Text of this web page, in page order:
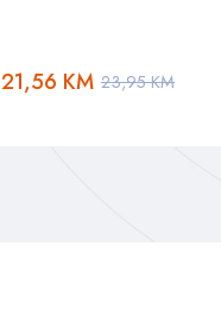
23,95KM
21,56 KM